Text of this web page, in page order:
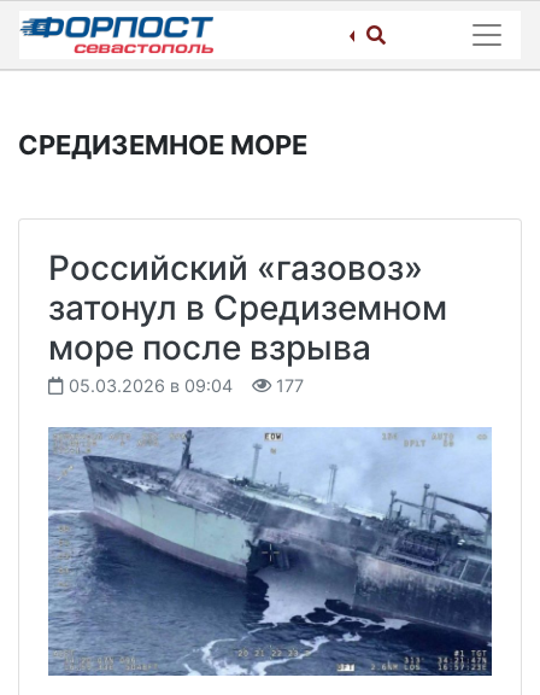
Skip
content
СРЕДИЗЕМНОЕ МОРЕ
Российский «газовоз»
затонул в Средиземном
море после взрыва
05.03.2026 в 09:04 177